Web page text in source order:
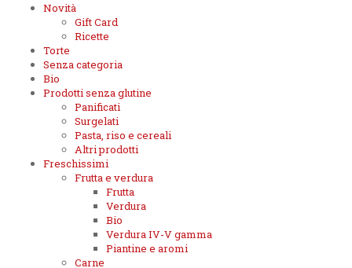
Novità
Gift Card
Ricette
Torte
Senza categoria
Bio
Prodotti senza glutine
Panificati
Surgelati
Pasta, riso e cereali
Altri prodotti
Freschissimi
Frutta e verdura
Frutta
Verdura
Bio
Verdura IV-V gamma
Piantine e aromi
Carne